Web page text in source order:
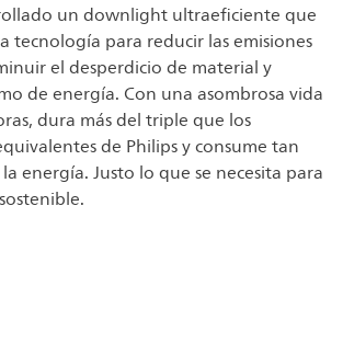
un downlight ultraeficiente que
tecnología para reducir las emisiones
el desperdicio de material y
de energía. Con una asombrosa vida
dura más del triple que los
de Philips y consume tan
energía. Justo lo que se necesita para